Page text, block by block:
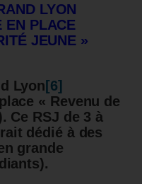
LYON
EN PLACE
JEUNE »
Lyon [6]
« Revenu de
Ce RSJ de 3 à
dédié à des
grande